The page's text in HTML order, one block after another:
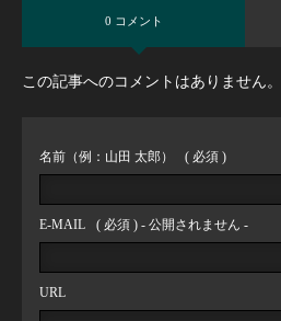
0 コメント
この記事へのコメントはありません。
名前（例：山田 太郎） ( 必須 )
E-MAIL ( 必須 ) - 公開されません -
URL